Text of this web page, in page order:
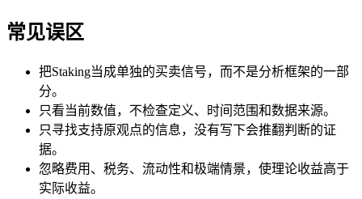
常见误区
把Staking当成单独的买卖信号，而不是分析框架的一部
分。
只看当前数值，不检查定义、时间范围和数据来源。
只寻找支持原观点的信息，没有写下会推翻判断的证
据。
忽略费用、税务、流动性和极端情景，使理论收益高于
实际收益。